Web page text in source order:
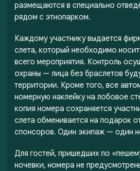
размещаются в специально
рядом с этнопарком.
Каждому участнику выдается
слета, который необходимо
всего мероприятия. Контроль
охраны — лица без браслетов
территории. Кроме того, все
номерную наклейку на лобовое
копия номера сохраняется
слета обменивается на подарок
спонсоров. Один экипаж — один
Для гостей, пришедших по
ночевки, номера не